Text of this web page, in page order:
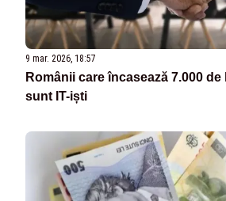
9 mar. 2026, 18:57
Românii care încasează 7.000
sunt IT-iști